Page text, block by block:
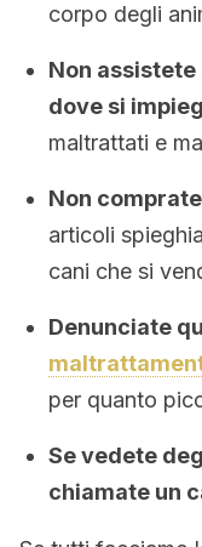
corpo degli
Non assistete
dove si
maltrattati e
Non
articoli
cani che si
Denunciate
per quanto
Se vedete
chiamate un